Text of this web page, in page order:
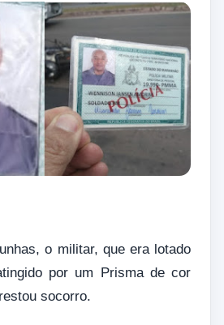
o militar, que era lotado
por um Prisma de cor
socorro.